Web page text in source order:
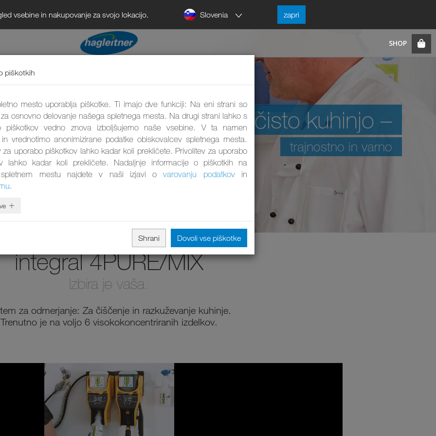
vsebine in nakupovanje za svojo lokacijo. Slovenia zapri
Za higiensko čisto kuhinjo –
trajnostno in varno
integral 4PURE/MIX
Izbira je vaša.
za odmerjanje: Za čiščenje in razkuževanje kuhinje.
Trenutno je na voljo 6 visokokoncentriranih izdelkov.
piškotkih
mesto uporablja piškotke. Ti imajo dve funkciji: Na eni strani so
osnovno delovanje našega spletnega mesta. Na drugi strani lahko s
piškotkov vedno znova izboljšujemo naše vsebine. V ta namen
vrednotimo anonimizirane podatke obiskovalcev spletnega mesta.
za uporabo piškotkov lahko kadar koli prekličete. Privolitev za uporabo
lahko kadar koli prekličete. Nadaljnje informacije o piškotkih na
mestu najdete v naši izjavi ovarovanju podatkovin
.
Shrani Dovoli vse piškotke